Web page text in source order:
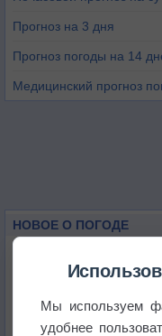
Прогноз на 3 дня
Прогноз погоды на 14
Медицинский прогноз
НОВОЕ О ПОГОДЕ
Погода в
Мы используем
удобнее